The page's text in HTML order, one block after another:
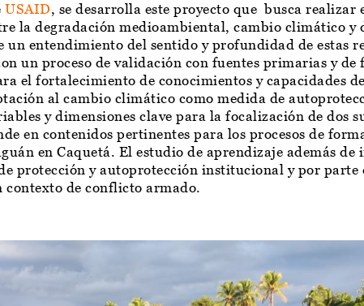
USAID, se desarrolla este proyecto que busca realizar
la degradación medioambiental, cambio climático y
un entendimiento del sentido y profundidad de estas
un proceso de validación con fuentes primarias y
el fortalecimiento de conocimientos y capacidades
al cambio climático como medida de
y dimensiones clave para la focalización de dos
en contenidos pertinentes para los procesos de
en Caquetá. El estudio de aprendizaje además
protección y autoprotección institucional y por parte
de conflicto armado.